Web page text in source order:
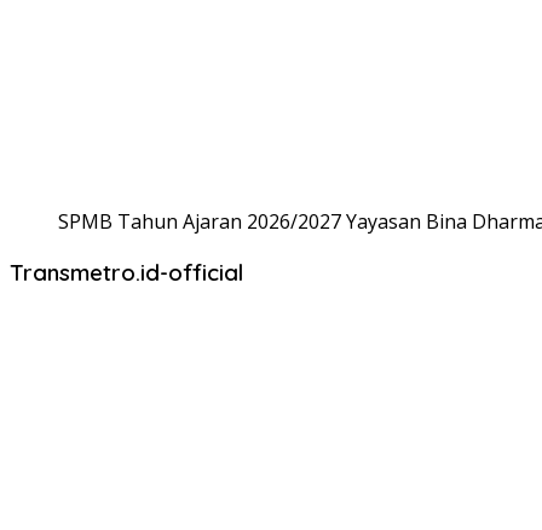
SPMB Tahun Ajaran 2026/2027 Yayasan Bina
Transmetro.id-official